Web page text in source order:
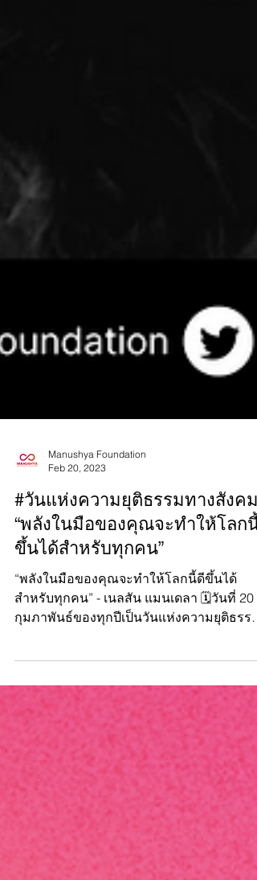
Manushya Foundation
Feb 20, 2023
#วันแห่งความยุติธรรมทางสังคม:
“พลังในมือของคุณจะทำให้โลกนี้
ขึ้นได้สำหรับทุกคน”
กุมภาพันธ์ของทุกปีเป็นวันแห่งความยุติธรรม
ทางสังคม (World...